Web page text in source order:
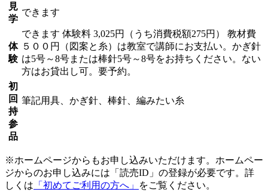
見
学
できます
体
験
できます 体験料 3,025円（うち消費税額275円） 教材費
５００円（図案と糸）は教室で講師にお支払い。かぎ針
は5号～8号または棒針5号～8号をお持ちください。ない
方はお貸出し可。要予約。
初
回
持
参
品
筆記用具、かぎ針、棒針、編みたい糸
※ホームページからもお申し込みいただけます。ホームペー
ジからのお申し込みには「読売ID」の登録が必要です。詳
しくは 「初めてご利用の方へ」 をご覧ください。